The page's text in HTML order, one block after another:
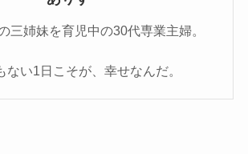
三姉妹を育児中の30代専業主婦。
ない1日こそが、幸せなんだ。